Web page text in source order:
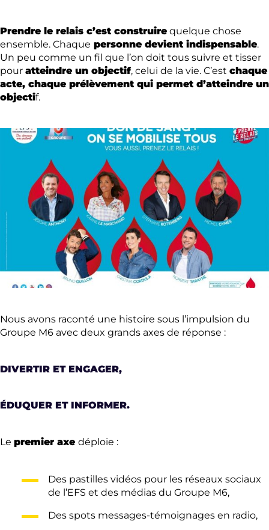
Prendre le relais c’est construire quelque chose
ensemble. Chaque personne devient indispensable.
Un peu comme un fil que l’on doit tous suivre et tisser
pour atteindre un objectif, celui de la vie. C’est chaque
acte, chaque prélèvement qui permet d’atteindre un
objectif.
Nous avons raconté une histoire sous l’impulsion du
Groupe M6 avec deux grands axes de réponse :
DIVERTIR ET ENGAGER,
ÉDUQUER ET INFORMER.
Le premier axe déploie :
Des pastilles vidéos pour les réseaux sociaux
de l’EFS et des médias du Groupe M6,
Des spots messages-témoignages en radio,